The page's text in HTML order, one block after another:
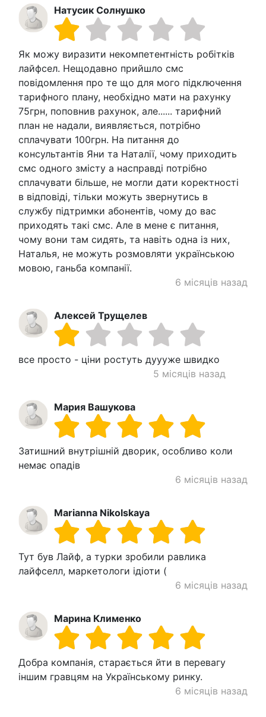
Натусик Солнушко
Як можу виразити некомпетентність робітків
лайфсел. Нещодавно прийшло смс
повідомлення про те що для мого підключення
тарифного плану, необхідно мати на рахунку
75грн, поповнив рахунок, але...... тарифний
план не надали, виявляється, потрібно
сплачувати 100грн. На питання до
консультантів Яни та Наталії, чому приходить
смс одного змісту а насправді потрібно
сплачувати більше, не могли дати коректності
в відповіді, тільки можуть звернутись в
службу підтримки абонентів, чому до вас
приходять такі смс. Але в мене є питання,
чому вони там сидять, та навіть одна із них,
Наталья, не можуть розмовляти українською
мовою, ганьба компанії.
6 місяців назад
Алексей Трущелев
все просто - ціни ростуть дуууже швидко
5 місяців назад
Мария Вашукова
Затишний внутрішній дворик, особливо коли
немає опадів
6 місяців назад
Marianna Nikolskaya
Тут був Лайф, а турки зробили равлика
лайфселл, маркетологи ідіоти (
6 місяців назад
Марина Клименко
Добра компанія, старається йти в перевагу
іншим гравцям на Українському ринку.
6 місяців назад